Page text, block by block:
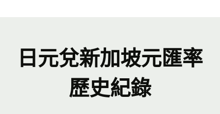
日元兌新加坡元匯率
歷史紀錄